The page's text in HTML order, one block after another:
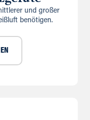
und großer
benötigen.